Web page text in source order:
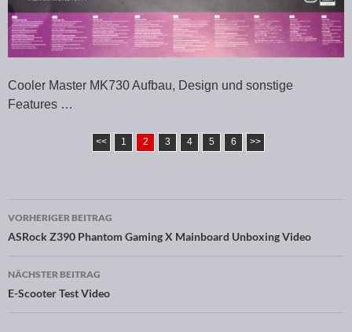
Cooler Master MK730 Aufbau, Design und sonstige
Features …
<< 1 2 3 4 5 6 >>
Beitragsnavigation
VORHERIGER BEITRAG
ASRock Z390 Phantom Gaming X Mainboard Unboxing Video
NÄCHSTER BEITRAG
E-Scooter Test Video